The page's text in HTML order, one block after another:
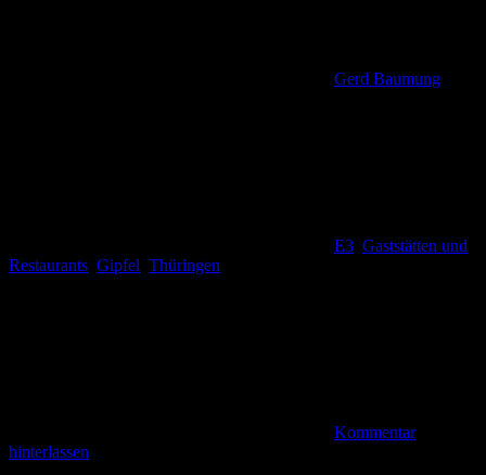
Gerd Baumung
E3 Gaststätten und
Restaurants Gipfel Thüringen
Kommentar
hinterlassen